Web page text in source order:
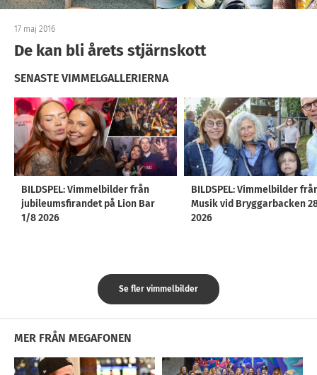
17 maj 2016
De kan bli årets stjärnskott
SENASTE VIMMELGALLERIERNA
BILDSPEL: Vimmelbilder från
jubileumsfirandet på Lion Bar
1/8 2026
BILDSPEL: Vimmelbilder
Musik vid Bryggarbacken
2026
Se fler vimmelbilder
MER FRÅN MEGAFONEN